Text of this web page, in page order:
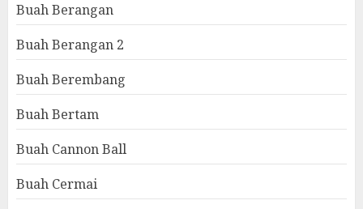
Buah Berangan
Buah Berangan 2
Buah Berembang
Buah Bertam
Buah Cannon Ball
Buah Cermai